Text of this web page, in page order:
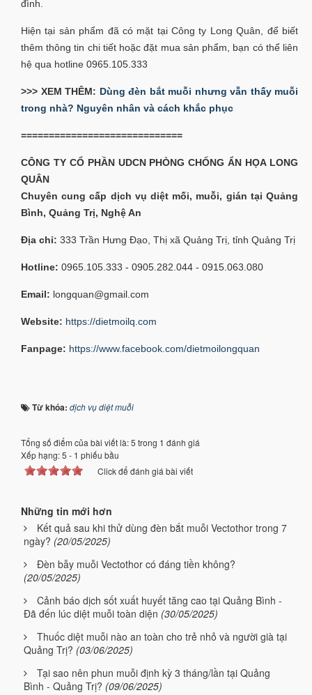
đình.
Hiện tại sản phẩm đã có mặt tại Công ty Long Quân, để biết
thêm thông tin chi tiết hoặc đặt mua sản phẩm, bạn có thể liên
hệ qua hotline 0965.105.333
>>> XEM THÊM: Dùng đèn bắt muỗi nhưng vẫn thấy muỗi
trong nhà? Nguyên nhân và cách khắc phục
=============================
CÔNG TY CỔ PHẦN UDCN PHÒNG CHỐNG ẨN HỌA LONG
QUÂN
Chuyên cung cấp dịch vụ diệt mối, muỗi, gián tại Quảng
Bình, Quảng Trị, Nghệ An
Địa chỉ: 333 Trần Hưng Đạo, Thị xã Quảng Trị, tỉnh Quảng Trị
Hotline: 0965.105.333 - 0905.282.044 - 0915.063.080
Email: longquan@gmail.com
Website: https://dietmoilq.com
Fanpage: https://www.facebook.com/dietmoilongquan
Từ khóa: dịch vụ diệt muỗi
Tổng số điểm của bài viết là: 5 trong 1 đánh giá
Xếp hạng:5 - 1 phiếu bầu
Click để đánh giá bài viết
Những tin mới hơn
Kết quả sau khi thử dùng đèn bắt muỗi Vectothor trong 7
ngày? (20/05/2025)
Đèn bẫy muỗi Vectothor có đáng tiền không?
(20/05/2025)
Cảnh báo dịch sốt xuất huyết tăng cao tại Quảng Bình -
Đã đến lúc diệt muỗi toàn diện (30/05/2025)
Thuốc diệt muỗi nào an toàn cho trẻ nhỏ và người già tại
Quảng Trị? (03/06/2025)
Tại sao nên phun muỗi định kỳ 3 tháng/lần tại Quảng
Bình - Quảng Trị? (09/06/2025)